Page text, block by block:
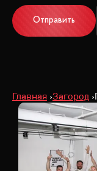
Отправить
Главная Загород